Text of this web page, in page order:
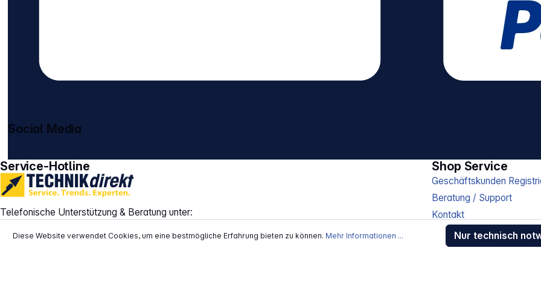
Service-Hotline
Telefonische Unterstützung & Beratung unter:
+49 931 9708–800
Montag bis Donnerstag:10:00 – 16:00 Uhr
Shop Service
Geschäftskunden
Beratung / Support
Kontakt
Versand und Zahlung
Sendungsverfolgung
Social Media
Diese Website verwendet Cookies, um eine bestmögliche Erfahrung bieten zu können. Mehr Informationen ... Nur technisch